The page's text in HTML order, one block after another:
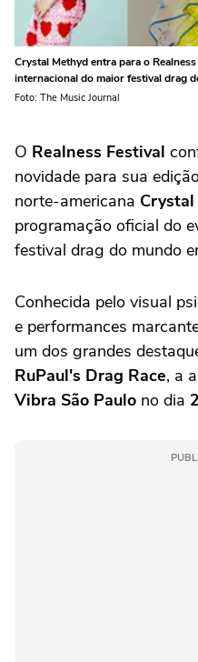
Crystal Methyd entra para o
internacional do maior festival drag
Foto: The Music Journal
O Realness Festival
novidade para sua
norte-americana
programação oficial do
festival drag do mundo
Conhecida pelo visual
e performances
um dos grandes
RuPaul's Drag Race, a
Vibra São Paulo no dia